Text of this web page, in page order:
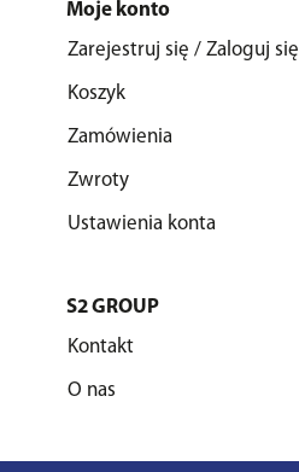
Moje konto
Zarejestruj się / Zaloguj się
Koszyk
Zamówienia
Zwroty
Ustawienia konta
S2 GROUP
Kontakt
O nas